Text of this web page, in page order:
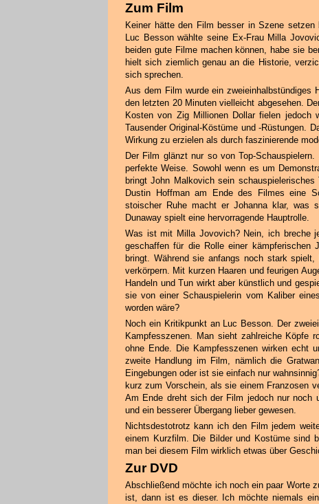
Zum Film
Keiner hätte den Film besser in Szene
Luc Besson wählte seine Ex-Frau Milla
beiden gute Filme machen können, habe sie
hielt sich ziemlich genau an die Historie,
sich sprechen.
Aus dem Film wurde ein zweieinhalbstündiges
den letzten 20 Minuten vielleicht abgesehen.
Kosten von Zig Millionen Dollar fielen jedoch
Tausender Original-Köstüme und -Rüstungen.
Wirkung zu erzielen als durch faszinierende
Der Film glänzt nur so von Top-
perfekte Weise. Sowohl wenn es um
bringt John Malkovich sein
Dustin Hoffman am Ende des Filmes eine
stoischer Ruhe macht er Johanna klar, was
Dunaway spielt eine hervorragende Hauptrolle.
Was ist mit Milla Jovovich? Nein, ich breche
geschaffen für die Rolle einer kämpferischen
bringt. Während sie anfangs noch stark
verkörpern. Mit kurzen Haaren und feurigen
Handeln und Tun wirkt aber künstlich und
sie von einer Schauspielerin vom Kaliber
worden wäre?
Noch ein Kritikpunkt an Luc Besson. Der
Kampfesszenen. Man sieht zahlreiche Köpfe
ohne Ende. Die Kampfesszenen wirken echt
zweite Handlung im Film, nämlich die
Eingebungen oder ist sie einfach nur
kurz zum Vorschein, als sie einem Franzosen
Am Ende dreht sich der Film jedoch nur noch
und ein besserer Übergang lieber gewesen.
Nichtsdestotrotz kann ich den Film jedem
einem Kurzfilm. Die Bilder und Kostüme sind
man bei diesem Film wirklich etwas über
Zur DVD
Abschließend möchte ich noch ein paar Worte
ist, dann ist es dieser. Ich möchte niemals